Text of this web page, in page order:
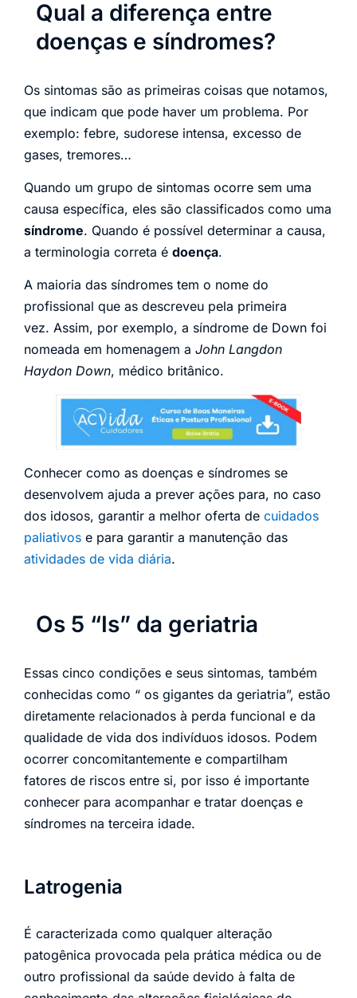
Qual a diferença entre
doenças e síndromes?
Os sintomas são as primeiras coisas que notamos,
que indicam que pode haver um problema. Por
exemplo: febre, sudorese intensa, excesso de
gases, tremores…
Quando um grupo de sintomas ocorre sem uma
causa específica, eles são classificados como uma
síndrome. Quando é possível determinar a causa,
a terminologia correta é doença.
A maioria das síndromes tem o nome do
profissional que as descreveu pela primeira
vez. Assim, por exemplo, a síndrome de Down foi
nomeada em homenagem a John Langdon
Haydon Down, médico britânico.
Conhecer como as doenças e síndromes se
desenvolvem ajuda a prever ações para, no caso
dos idosos, garantir a melhor oferta de cuidados
paliativos e para garantir a manutenção das
atividades de vida diária.
Os 5 “Is” da geriatria
Essas cinco condições e seus sintomas, também
conhecidas como “ os gigantes da geriatria”, estão
diretamente relacionados à perda funcional e da
qualidade de vida dos indivíduos idosos. Podem
ocorrer concomitantemente e compartilham
fatores de riscos entre si, por isso é importante
conhecer para acompanhar e tratar doenças e
síndromes na terceira idade.
Latrogenia
É caracterizada como qualquer alteração
patogênica provocada pela prática médica ou de
outro profissional da saúde devido à falta de